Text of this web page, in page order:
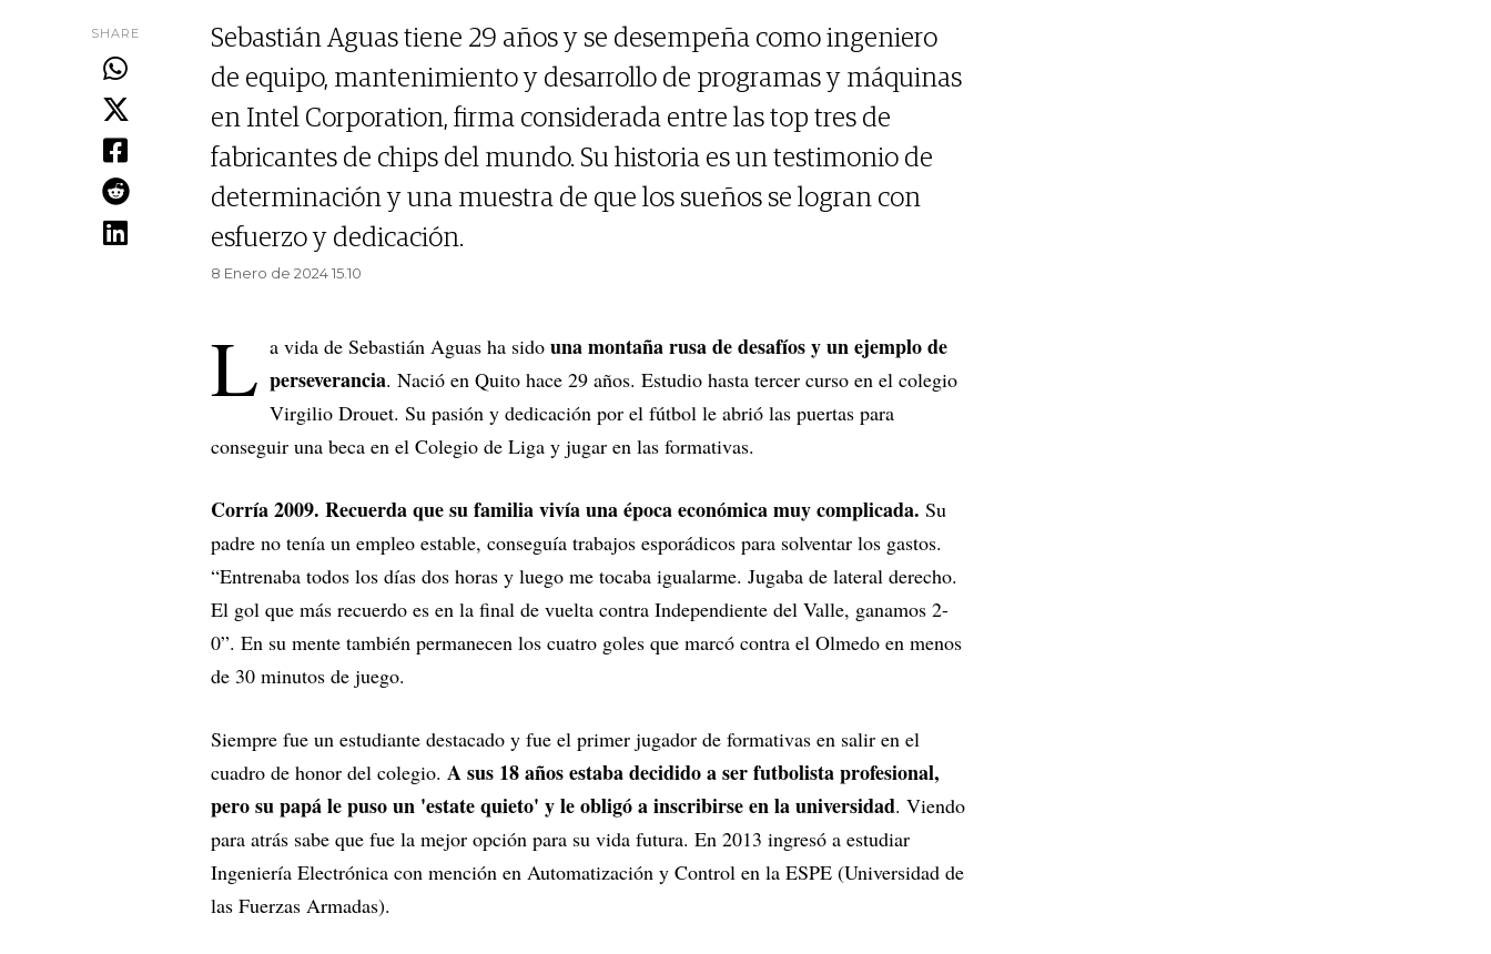
SHARE
Sebastián Aguas tiene 29 años y se desempeña como ingeniero
de equipo, mantenimiento y desarrollo de programas y máquinas
en Intel Corporation, firma considerada entre las top tres de
fabricantes de chips del mundo. Su historia es un testimonio de
determinación y una muestra de que los sueños se logran con
esfuerzo y dedicación.
8 Enero de 2024 15.10
L a vida de Sebastián Aguas ha sido una montaña rusa de desafíos y un ejemplo de
perseverancia. Nació en Quito hace 29 años. Estudio hasta tercer curso en el colegio
Virgilio Drouet. Su pasión y dedicación por el fútbol le abrió las puertas para
conseguir una beca en el Colegio de Liga y jugar en las formativas.
Corría 2009. Recuerda que su familia vivía una época económica muy complicada. Su
padre no tenía un empleo estable, conseguía trabajos esporádicos para solventar los gastos.
“Entrenaba todos los días dos horas y luego me tocaba igualarme. Jugaba de lateral derecho.
El gol que más recuerdo es en la final de vuelta contra Independiente del Valle, ganamos 2-
0”. En su mente también permanecen los cuatro goles que marcó contra el Olmedo en menos
de 30 minutos de juego.
Siempre fue un estudiante destacado y fue el primer jugador de formativas en salir en el
cuadro de honor del colegio. A sus 18 años estaba decidido a ser futbolista profesional,
pero su papá le puso un 'estate quieto' y le obligó a inscribirse en la universidad. Viendo
para atrás sabe que fue la mejor opción para su vida futura. En 2013 ingresó a estudiar
Ingeniería Electrónica con mención en Automatización y Control en la ESPE (Universidad de
las Fuerzas Armadas).